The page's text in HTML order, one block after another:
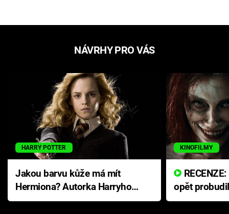
NÁVRHY PRO VÁS
HARRY POTTER
Jakou barvu kůže má mít
Hermiona? Autorka Harryho
Pottera přišla s ráznou
KINOFILMY
opět
přichází s